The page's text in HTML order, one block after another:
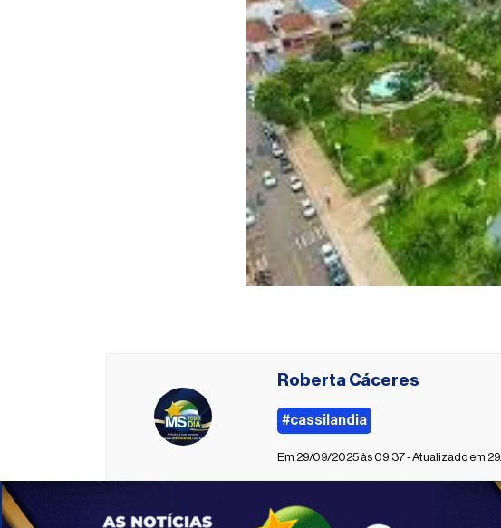
Roberta Cáceres
#cassilandia
Em 29/09/2025 às 09:37 - Atualizado em